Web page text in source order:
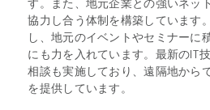
す。また、地元企業との強いネッ
協力し合う体制を構築しています
し、地元のイベントやセミナーに
にも力を入れています。最新のIT
相談も実施しており、遠隔地から
を提供しています。